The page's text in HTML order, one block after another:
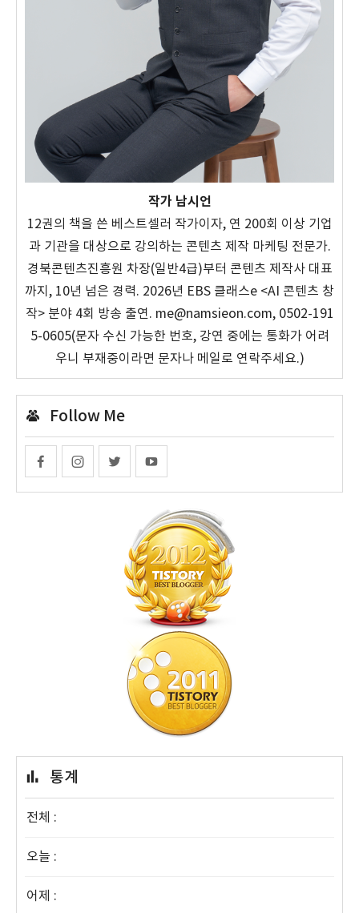
작가 남시언
12권의 책을 쓴 베스트셀러 작가이자, 연 200회 이상 기업
과 기관을 대상으로 강의하는 콘텐츠 제작 마케팅 전문가.
경북콘텐츠진흥원 차장(일반4급)부터 콘텐츠 제작사 대표
까지, 10년 넘은 경력. 2026년 EBS 클래스e <AI 콘텐츠 창
작> 분야 4회 방송 출연. me@namsieon.com, 0502-191
5-0605(문자 수신 가능한 번호, 강연 중에는 통화가 어려
우니 부재중이라면 문자나 메일로 연락주세요.)
Follow Me
통계
전체 :
오늘 :
어제 :